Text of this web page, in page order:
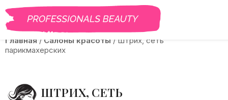
BEAUTY PRO САЛОНЫ ВАКАНСИИ КУРСЫ
Главная / Салоны красоты / Штрих, сеть
парикмахерских
ШТРИХ, СЕТЬ